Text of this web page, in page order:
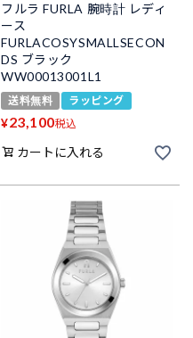
フルラ FURLA 腕時計 レディ
ース
FURLACOSYSMALLSECON
DS ブラック
WW00013001L1
送料無料 ラッピング
¥23,100税込
カートに入れる